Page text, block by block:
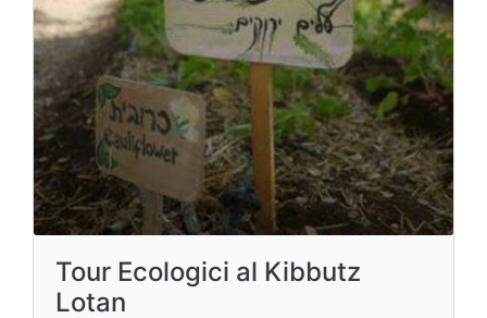
Tour Ecologici al Kibbutz
Lotan